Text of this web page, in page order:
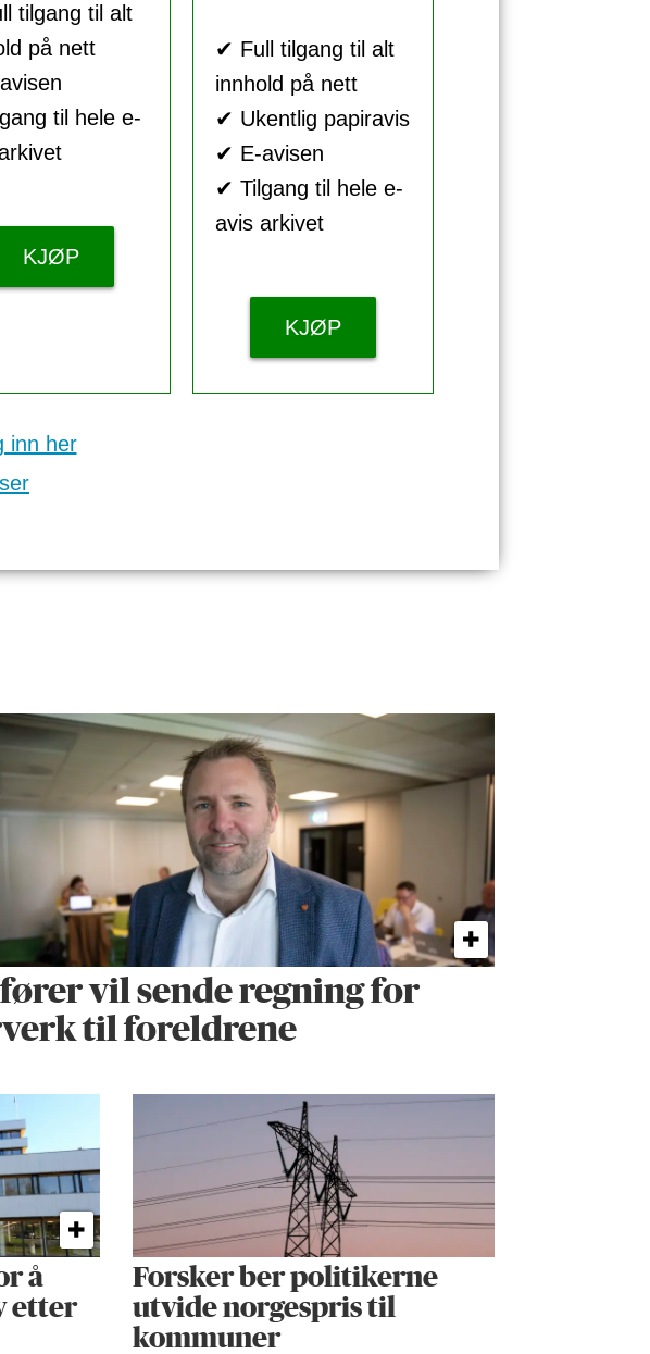
tilgang til alt
på nett
til hele e-
KJØP
✔ Full tilgang til alt
innhold på nett
✔ Ukentlig papiravis
✔ E-avisen
✔ Tilgang til hele e-
avis arkivet
KJØP
inn her
vil sende regning for
til foreldrene
å
etter
Forsker ber politikerne
utvide norgespris til
kommuner